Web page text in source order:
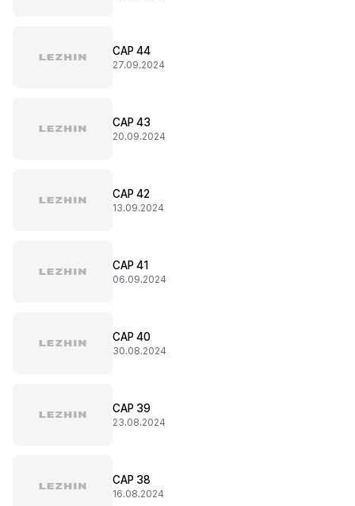
CAP 44
27.09.2024
CAP 43
20.09.2024
CAP 42
13.09.2024
CAP 41
06.09.2024
CAP 40
30.08.2024
CAP 39
23.08.2024
CAP 38
16.08.2024